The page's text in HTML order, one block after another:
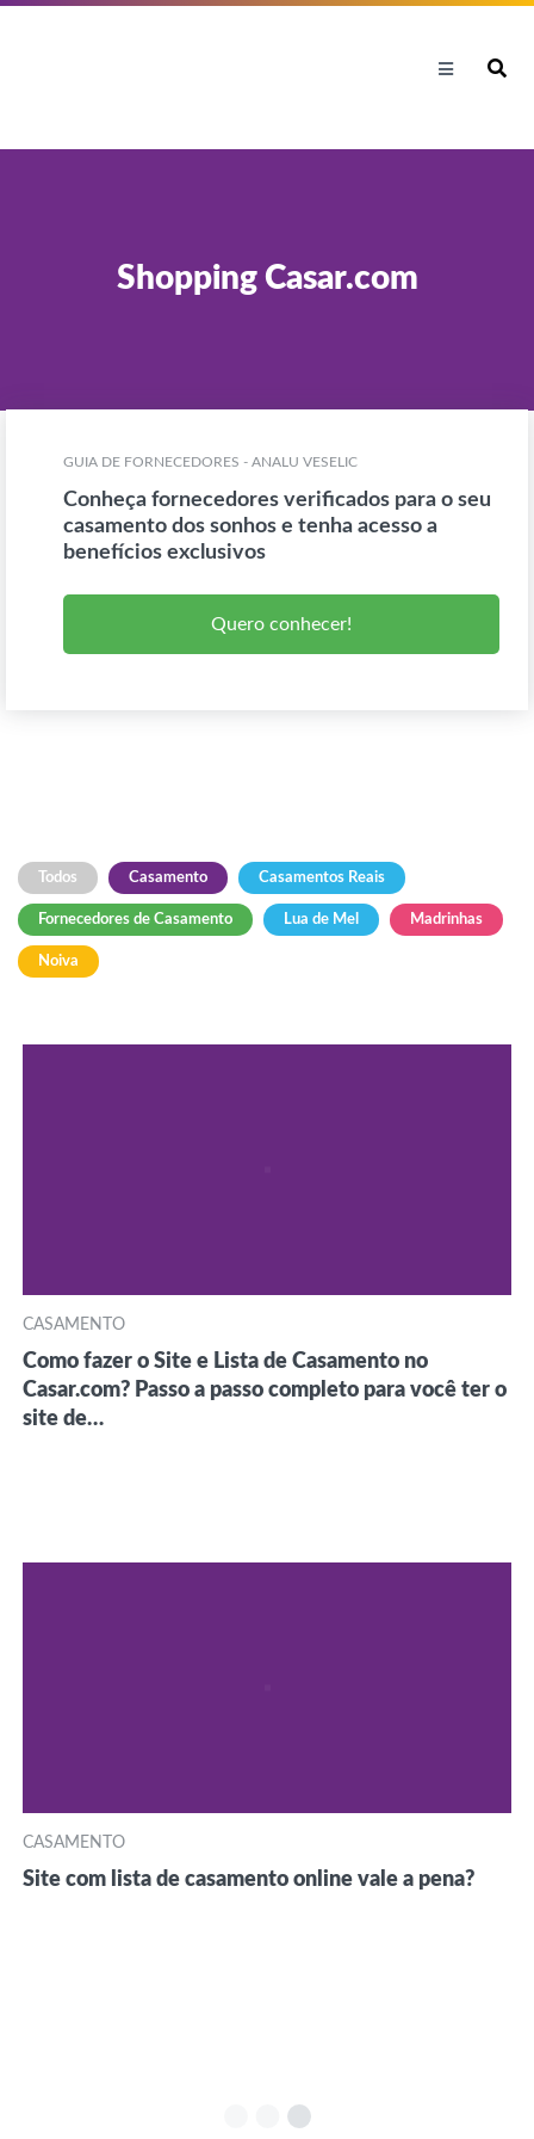
Shopping Casar.com
GUIA DE FORNECEDORES - ANALU VESELIC
Conheça fornecedores verificados para o seu
casamento dos sonhos e tenha acesso a
benefícios exclusivos
Quero conhecer!
Todos Casamento Casamentos Reais
Fornecedores de Casamento Lua de Mel Madrinhas
Noiva
CASAMENTO
Como fazer o Site e Lista de Casamento no
Casar.com? Passo a passo completo para você ter o
site de…
CASAMENTO
Site com lista de casamento online vale a pena?